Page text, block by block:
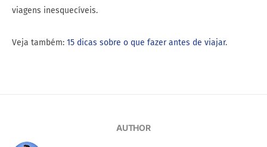
viagens inesquecíveis.
Veja também: 15 dicas sobre o que fazer antes de viajar.
AUTHOR